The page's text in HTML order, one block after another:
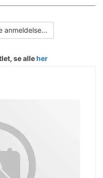
anmeldelse...
se alleher